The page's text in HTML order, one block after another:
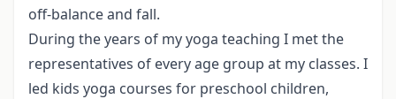
off-balance and fall.
During the years of my yoga teaching I met the
representatives of every age group at my classes. I
led kids yoga courses for preschool children,